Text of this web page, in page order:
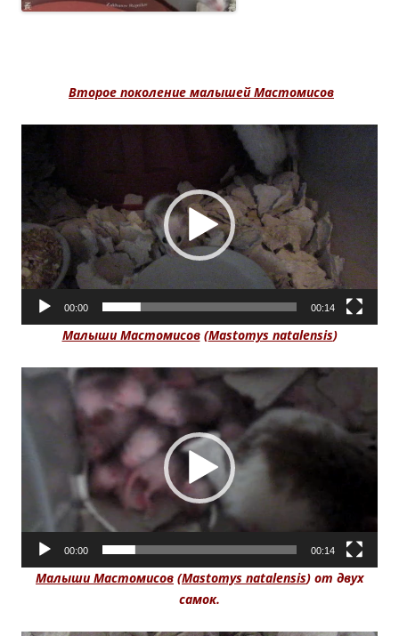
Второе поколение малышей Мастомисов
00:00 00:14
Малыши Мастомисов(Mastomys natalensis)
Видеоплеер
00:00 00:14
Малыши Мастомисов (Mastomys natalensis) от двух
самок.